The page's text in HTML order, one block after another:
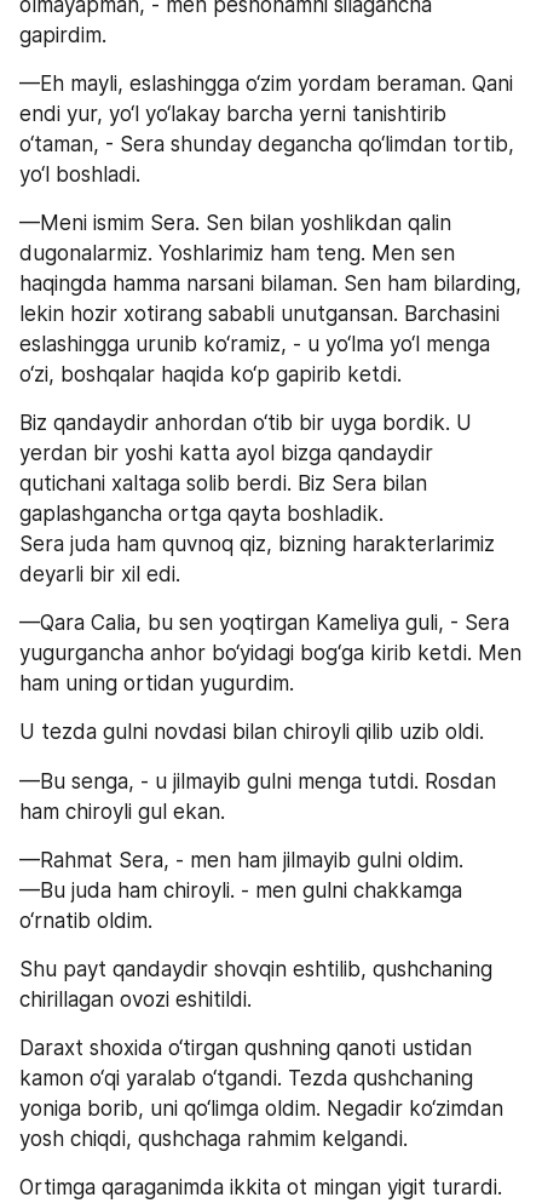
olmayapman, - men peshonamni silagancha
gapirdim.
—Eh mayli, eslashingga o‘zim yordam beraman. Qani
endi yur, yo‘l yo‘lakay barcha yerni tanishtirib
o‘taman, - Sera shunday degancha qo‘limdan tortib,
yo‘l boshladi.
—Meni ismim Sera. Sen bilan yoshlikdan qalin
dugonalarmiz. Yoshlarimiz ham teng. Men sen
haqingda hamma narsani bilaman. Sen ham bilarding,
lekin hozir xotirang sababli unutgansan. Barchasini
eslashingga urunib ko‘ramiz, - u yo‘lma yo‘l menga
o‘zi, boshqalar haqida ko‘p gapirib ketdi.
Biz qandaydir anhordan o‘tib bir uyga bordik. U
yerdan bir yoshi katta ayol bizga qandaydir
qutichani xaltaga solib berdi. Biz Sera bilan
gaplashgancha ortga qayta boshladik.
Sera juda ham quvnoq qiz, bizning harakterlarimiz
deyarli bir xil edi.
—Qara Calia, bu sen yoqtirgan Kameliya guli, - Sera
yugurgancha anhor bo‘yidagi bog‘ga kirib ketdi. Men
ham uning ortidan yugurdim.
U tezda gulni novdasi bilan chiroyli qilib uzib oldi.
—Bu senga, - u jilmayib gulni menga tutdi. Rosdan
ham chiroyli gul ekan.
—Rahmat Sera, - men ham jilmayib gulni oldim.
—Bu juda ham chiroyli. - men gulni chakkamga
o‘rnatib oldim.
Shu payt qandaydir shovqin eshtilib, qushchaning
chirillagan ovozi eshitildi.
Daraxt shoxida o‘tirgan qushning qanoti ustidan
kamon o‘qi yaralab o‘tgandi. Tezda qushchaning
yoniga borib, uni qo‘limga oldim. Negadir ko‘zimdan
yosh chiqdi, qushchaga rahmim kelgandi.
Ortimga qaraganimda ikkita ot mingan yigit turardi.